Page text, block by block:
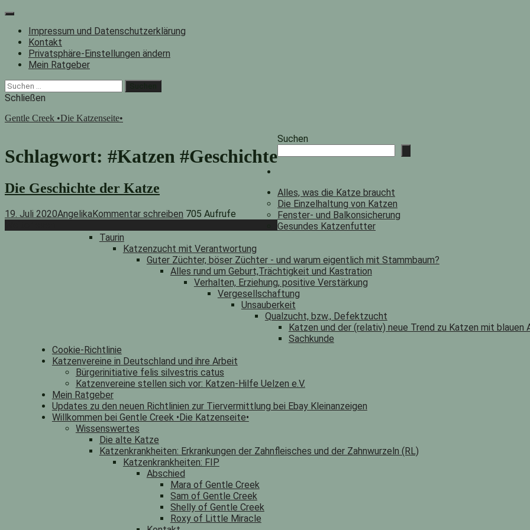
Zum
springenImpressum und Datenschutzerklärung
Kontakt
Privatsphäre-Einstellungen ändern
Mein Ratgeber
Facebook
Instagram
"Suche"-
Button
Suchen
nach:
Schließen
Gentle Creek •Die Katzenseite•
Schlagwort: #Katzen #Geschichte
Die Geschichte der Katze
19. Juli 2020AngelikaKommentar schreiben 705 Aufrufe
Suchen
Alles, was die Katze braucht
Die Einzelhaltung von Katzen
Fenster- und Balkonsicherung
Gesundes Katzenfutter
Taurin
Katzenzucht mit Verantwortung
Guter Züchter, böser Züchter - und warum eigentlich mit Stammbaum?
Alles rund um Geburt,Trächtigkeit und Kastration
Verhalten, Erziehung, positive Verstärkung
Vergesellschaftung
Unsauberkeit
Qualzucht, bzw., Defektzucht
Katzen und der (relativ) neue Trend zu Katzen mit blauen
Sachkunde
Cookie-Richtlinie
Katzenvereine in Deutschland und ihre Arbeit
Bürgerinitiative felis silvestris catus
Katzenvereine stellen sich vor: Katzen-Hilfe Uelzen e.V.
Mein Ratgeber
Updates zu den neuen Richtlinien zur Tiervermittlung bei Ebay Kleinanzeigen
Willkommen bei Gentle Creek •Die Katzenseite•
Wissenswertes
Die alte Katze
Katzenkrankheiten: Erkrankungen der Zahnfleisches und der Zahnwurzeln (RL)
Katzenkrankheiten: FIP
Abschied
Mara of Gentle Creek
Sam of Gentle Creek
Shelly of Gentle Creek
Roxy of Little Miracle